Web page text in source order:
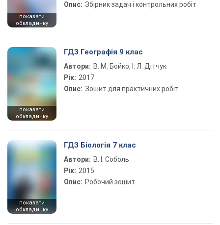
показати
обкладинку
Опис: Збірник задач і контрольних робіт
показати
обкладинку
ГДЗ Географія 9 клас
Автори: В. М. Бойко, І. Л. Дітчук
Рік: 2017
Опис: Зошит для практичних робіт
показати
обкладинку
ГДЗ Біологія 7 клас
Автори: В. І. Соболь
Рік: 2015
Опис: Робочий зошит